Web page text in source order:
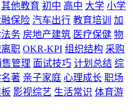
其他教育 初中 高中 大学 小学
保险 汽车出行 教育培训
加
务 房地产建筑 医疗保健 物
职 OKR-KPI 组织结构 采购
管理 面试技巧 计划总结 综
著 亲子家庭 心理成长 职场
影视综艺 生活常识 体育游